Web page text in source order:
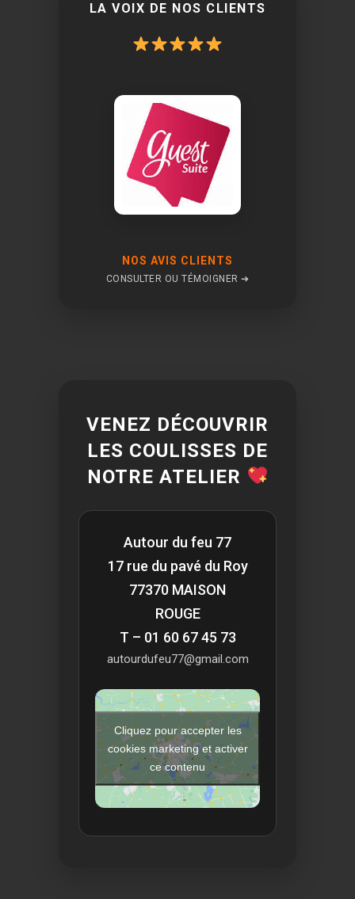
LA VOIX DE NOS CLIENTS
NOS AVIS CLIENTS
CONSULTER OU TÉMOIGNER ➔
VENEZ DÉCOUVRIR
LES COULISSES DE
NOTRE ATELIER
Autour du feu 77
17 rue du pavé du Roy
77370 MAISON
ROUGE
T – 01 60 67 45 73
autourdufeu77@gmail.com
Cliquez pour accepter les
cookies marketing et activer
ce contenu